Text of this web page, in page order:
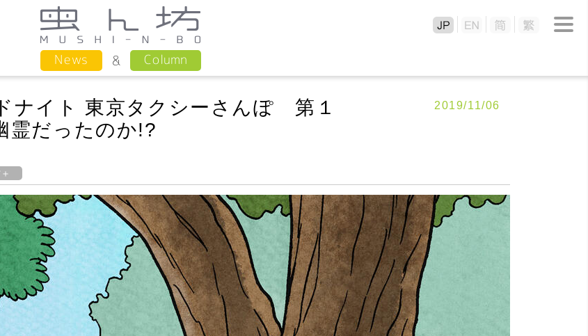
News Column
ナイト 東京タクシーさんぽ 第１
霊だったのか!?
2019/11/06